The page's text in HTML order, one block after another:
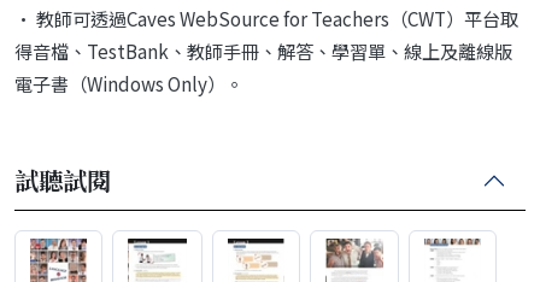
• 教師可透過Caves WebSource for Teachers（CWT）平台取
得音檔、TestBank、教師手冊、解答、學習單、線上及離線版
電子書（Windows Only）。
試聽試閱